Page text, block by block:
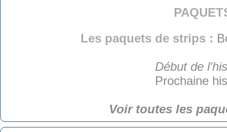
Les paquets de strips :
Début de
Prochaine
Voir toutes les